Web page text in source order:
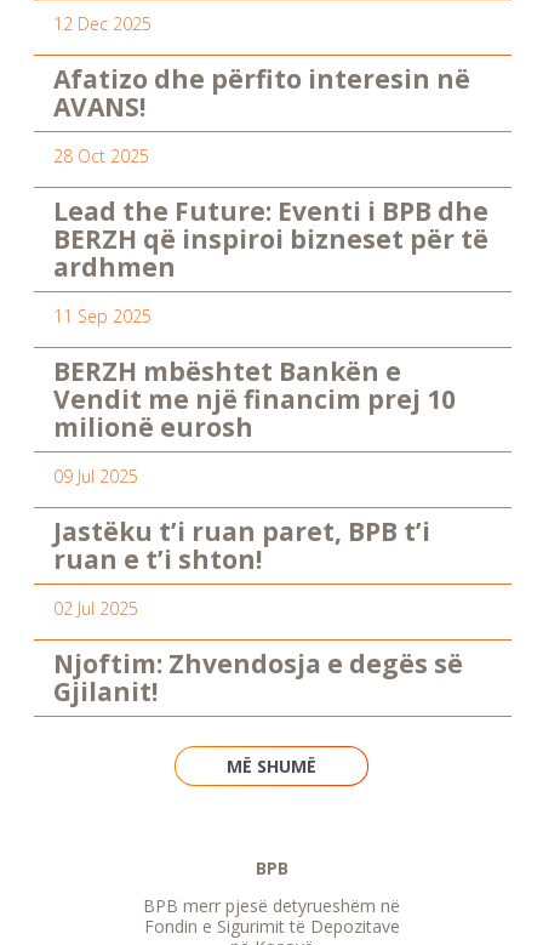
12 Dec 2025
Afatizo dhe përfito interesin në
AVANS!
28 Oct 2025
Lead the Future: Eventi i BPB dhe
BERZH që inspiroi bizneset për të
ardhmen
11 Sep 2025
BERZH mbështet Bankën e
Vendit me një financim prej 10
milionë eurosh
09 Jul 2025
Jastëku t’i ruan paret, BPB t’i
ruan e t’i shton!
02 Jul 2025
Njoftim: Zhvendosja e degës së
Gjilanit!
MË SHUMË
BPB
BPB merr pjesë detyrueshëm në
Fondin e Sigurimit të Depozitave